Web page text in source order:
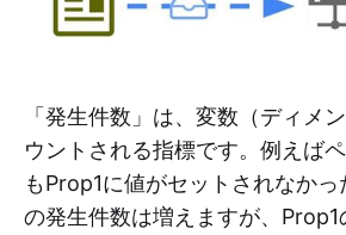
「発生件数」は、変数（ディメ
ウントされる指標です。例えば
もProp1に値がセットされなか
の発生件数は増えますが、Prop1